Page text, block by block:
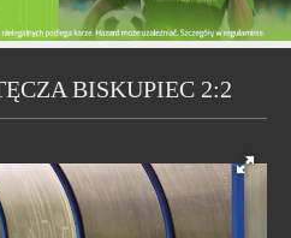
BISKUPIEC 2:2